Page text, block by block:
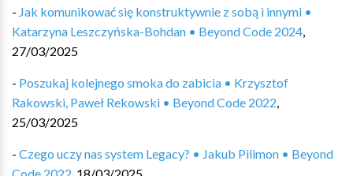
- Jak komunikować się konstruktywnie z sobą i innymi •
Katarzyna Leszczyńska-Bohdan • Beyond Code 2024,
27/03/2025
- Poszukaj kolejnego smoka do zabicia • Krzysztof
Rakowski, Paweł Rekowski • Beyond Code 2022,
25/03/2025
- Czego uczy nas system Legacy? • Jakub Pilimon • Beyond